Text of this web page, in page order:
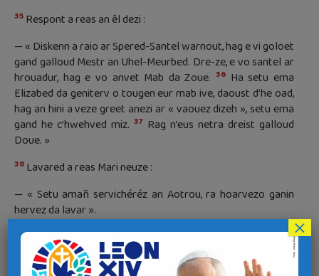
35 Respont a reas an êl dezi :
— « Diskenn a raio ar Spered-Santel warnout, hag e vi goloet
gand galloud Mestr an Uhel-Meurbed. Dre-ze, e vo santel ar
hrouadur, hag e vo anvet Mab da Zoue.36 Ha setu ema
Elizabed da geniterv o tougen eur mab ive, daoust d’he oad,
hag an hini a veze greet anezi ar « vaouez dizeh », setu ema
gand he c’hwehved miz. 37 Rag n’eus netra dreist galloud
Doue. »
38 Lavared a reas Mari neuze :
— « Setu amañ servichéréz an Aotrou, ra hoarvezo ganin
hervez da lavar ».
Hag ez eas an êl kuit diouti.
×